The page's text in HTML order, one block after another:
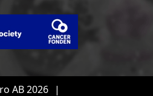
AB 2026 |